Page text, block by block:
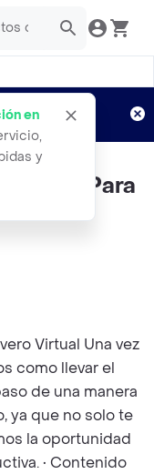
en
y
Aplican TyC
Para
Virtual Una vez
como llevar el
de una manera
ya que no solo te
la oportunidad
• Contenido